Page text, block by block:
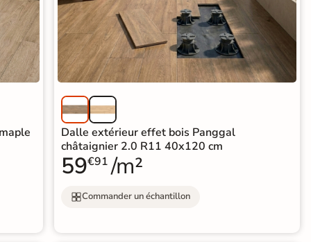
Dalle extérieur effet bois Panggal
châtaignier 2.0 R11 40x120 cm
59€91 /m²
Commander un échantillon